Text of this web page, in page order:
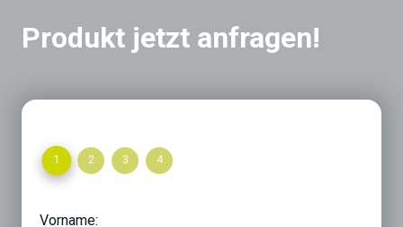
Produkt jetzt anfragen!
1 2 3 4
Vorname: